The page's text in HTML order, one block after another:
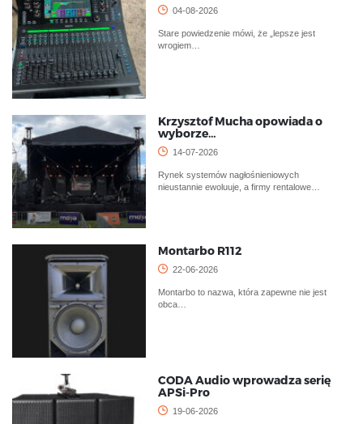
04-08-2026
Stare powiedzenie mówi, że „lepsze jest
wrogiem…
Krzysztof Mucha opowiada o
wyborze…
14-07-2026
Rynek systemów nagłośnieniowych
nieustannie ewoluuje, a firmy rentalowe…
Montarbo R112
22-06-2026
Montarbo to nazwa, która zapewne nie jest
obca…
CODA Audio wprowadza serię
APSi-Pro
19-06-2026